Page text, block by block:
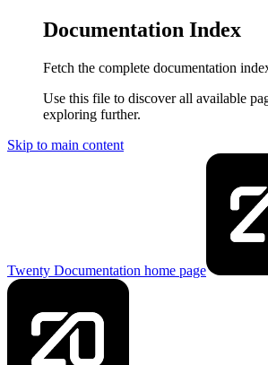
Documentation Index
Fetch the complete documentation
Use this file to discover all available
exploring further.
Skip to main content
Twenty Documentation home page